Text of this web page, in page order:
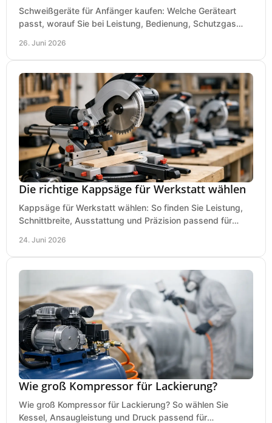
Schweißgeräte für Anfänger kaufen: Welche Geräteart
passt, worauf Sie bei Leistung, Bedienung, Schutzgas
26. Juni 2026
Die richtige Kappsäge für Werkstatt wählen
Kappsäge für Werkstatt wählen: So finden Sie Leistung,
Schnittbreite, Ausstattung und Präzision passend für
24. Juni 2026
Wie groß Kompressor für Lackierung?
Wie groß Kompressor für Lackierung? So wählen Sie
Kessel, Ansaugleistung und Druck passend für